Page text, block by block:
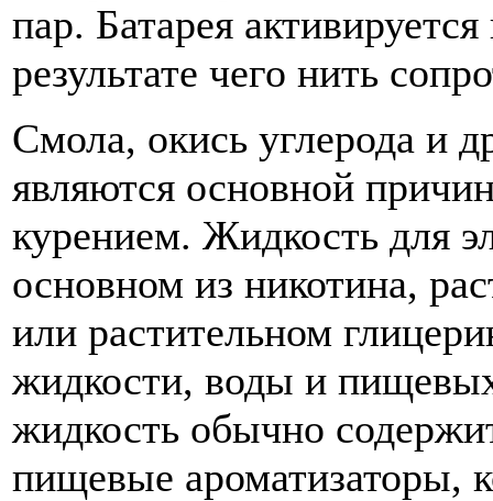
пар. Батарея
результате чего нить
Смола, окись углерода и
являются основной
курением. Жидкость для
основном из никотина,
или растительном
жидкости, воды и
жидкость обычно
пищевые ароматизаторы,